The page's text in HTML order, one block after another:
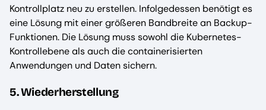
Kontrollplatz neu zu erstellen. Infolgedessen benötigt es
eine Lösung mit einer größeren Bandbreite an Backup-
Funktionen. Die Lösung muss sowohl die Kubernetes-
Kontrollebene als auch die containerisierten
Anwendungen und Daten sichern.
5. Wiederherstellung